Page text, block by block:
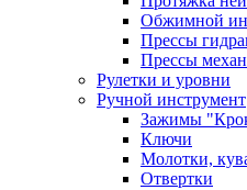
Обжимной
Прессы
Прессы
Рулетки и уровни
Ручной инструмент
Зажимы
Ключи
Молотки,
Отвертки